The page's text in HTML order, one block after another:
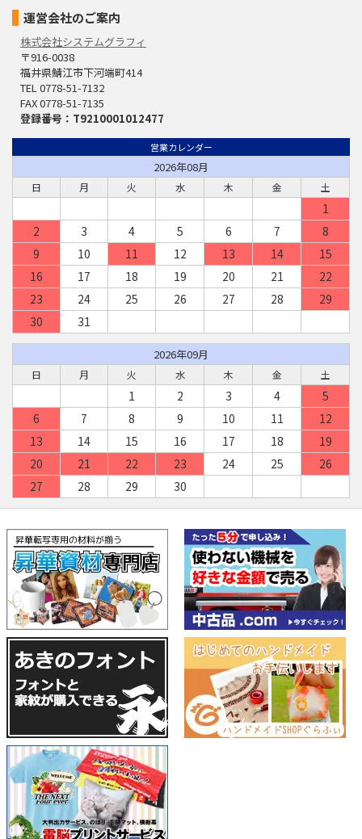
運営会社のご案内
株式会社システムグラフィ
〒916-0038
福井県鯖江市下河端町414
TEL 0778-51-7132
FAX 0778-51-7135
登録番号：T9210001012477
営業カレンダー
2026年08月
日 月 火 水 木 金 土
1
2
3 4 5 6 7
8
9
10 11 12 13 14
15
16
17 18 19 20 21
22
23
24 25 26 27 28
29
30
31
2026年09月
日 月 火 水 木 金 土
1 2 3 4
5
6
7 8 9 10 11
12
13
14 15 16 17 18
19
20
21 22 23 24 25
26
27
28 29 30